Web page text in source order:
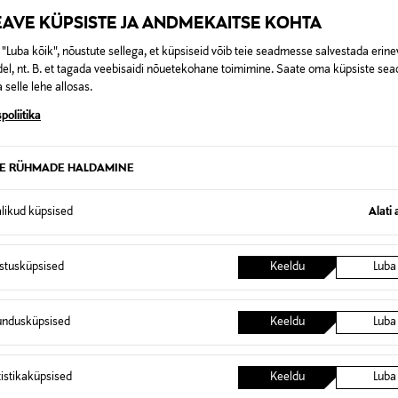
KÜPSISTE JA ANDMEKAITSE KOHTA
"Luba kõik", nõustute sellega, et küpsiseid võib teie seadmesse salvestada
nt. B. et tagada veebisaidi nõuetekohane toimimine. Saate oma küpsiste
selle lehe allosas.
RÜHMADE HALDAMINE
küpsised Alati
Keeldu Luba
Keeldu Luba
Keeldu Luba
Waterproof Make-up Removing Wipes sisaldavad
kauapüsiva veekindla meigi ja ripsmetušši, jätmata
õrnale nahale ja hoolitseb kaunite ripsmete eest.
pehme lapiga. Hoidke silmad kinni. Sulgege pakend
138386977
Meigieemaldaja salvrätik
NOCOL
20 kpl
PRANTSUSMAA